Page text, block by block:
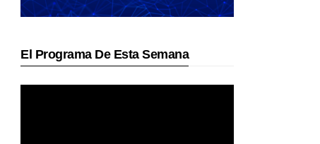
El Programa De Esta Semana